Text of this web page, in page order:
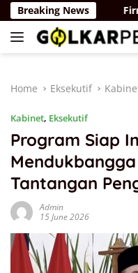
Skip
to
content
Breaking News
Putih Firman
Home Eksekutif
Kabinet, Eksekutif
Program Siap
Tantangan
Admin
15 June 2026